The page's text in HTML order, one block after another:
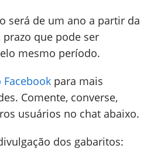
será de um ano a partir da
que pode ser
mesmo período.
para mais
Comente, converse,
usuários no chat abaixo.
dos gabaritos: